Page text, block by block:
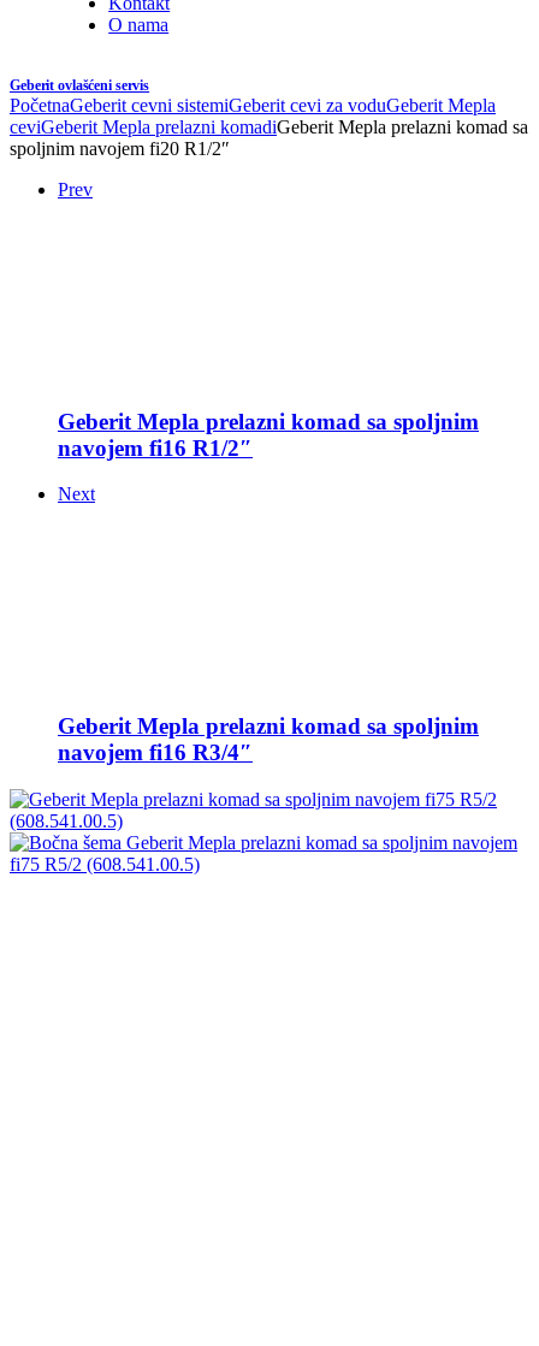
O nama
Geberit ovlašćeni servis
PočetnaGeberit cevni sistemiGeberit cevi za voduGeberit Mepla
ceviGeberit Mepla prelazni komadiGeberit Mepla prelazni komad sa
spoljnim navojem fi20 R1/2″
Prev
Geberit Mepla prelazni komad sa spoljnim
navojem fi16 R1/2″
Next
Geberit Mepla prelazni komad sa spoljnim
navojem fi16 R3/4″